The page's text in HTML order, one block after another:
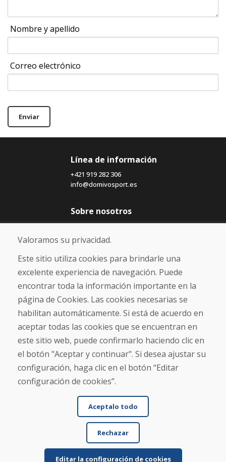
Nombre y apellido
Correo electrónico
Enviar
Línea de información
+421 919 282 306
info@domivosport.es
Sobre nosotros
Blog
Sobre nosotros
Comercio
Contacto
Compra
Tienda electrónica
Envío y pago
NORMAS DE RECLAMACIÓN
Devolución y cambio de mercancías
Política de privacidad
Cookies
© DOMIVOSPORT 2026, reservados todos los derechos
Valoramos su privacidad.
Este sitio utiliza cookies para brindarle una
excelente experiencia de navegación. Puede
encontrar toda la información importante en la
página de Cookies. Las cookies necesarias se
habilitan automáticamente. Si está de acuerdo en
aceptar todas las cookies que se encuentran en
este sitio web, puede confirmarlo haciendo clic en
el botón "Aceptar y continuar". Si desea ajustar su
configuración, haga clic en el botón “Editar
configuración de cookies”.
Aceptalo todo
Rechazar
Editar la configuración de cookies